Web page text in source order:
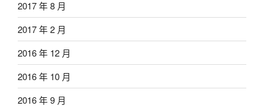
2017 年 8 月
2017 年 2 月
2016 年 12 月
2016 年 10 月
2016 年 9 月